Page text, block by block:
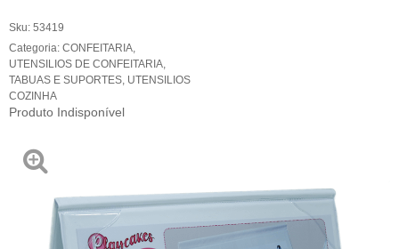
Sku: 53419
Categoria: CONFEITARIA
UTENSILIOS DE CONFEITARIA
TABUAS E SUPORTES UTENSILIOS
COZINHA
Produto Indisponível